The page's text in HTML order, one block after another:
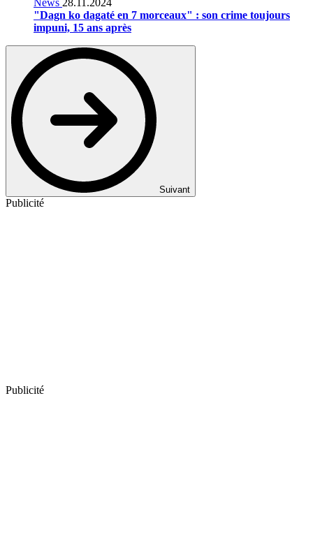
"Dagn ko dagaté en 7 morceaux" : son crime toujours
impuni, 15 ans après
Suivant
Publicité
Publicité